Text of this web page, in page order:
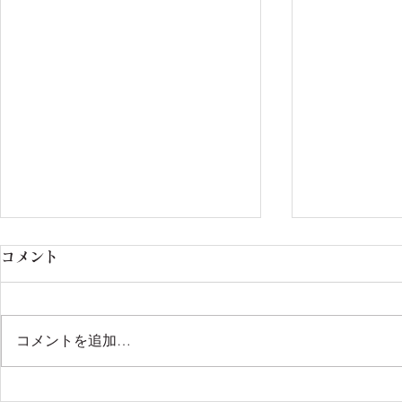
コメント
コメントを追加…